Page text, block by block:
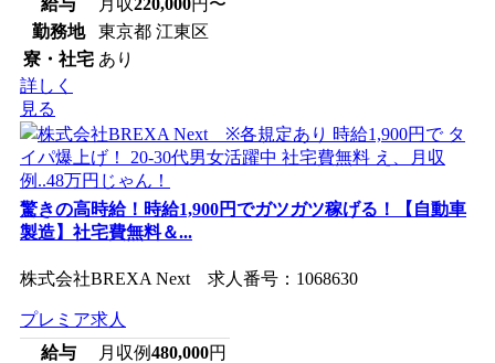
勤務地
東京都 江東区
寮・社宅 あり
詳しく
見る
驚きの高時給！時給1,900円でガツガツ稼げる！【自動車
製造】社宅費無料＆...
株式会社BREXA Next 求人番号：1068630
プレミア求人
給与
月収例480,000円